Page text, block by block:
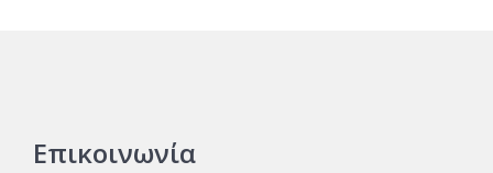
Επικοινωνία